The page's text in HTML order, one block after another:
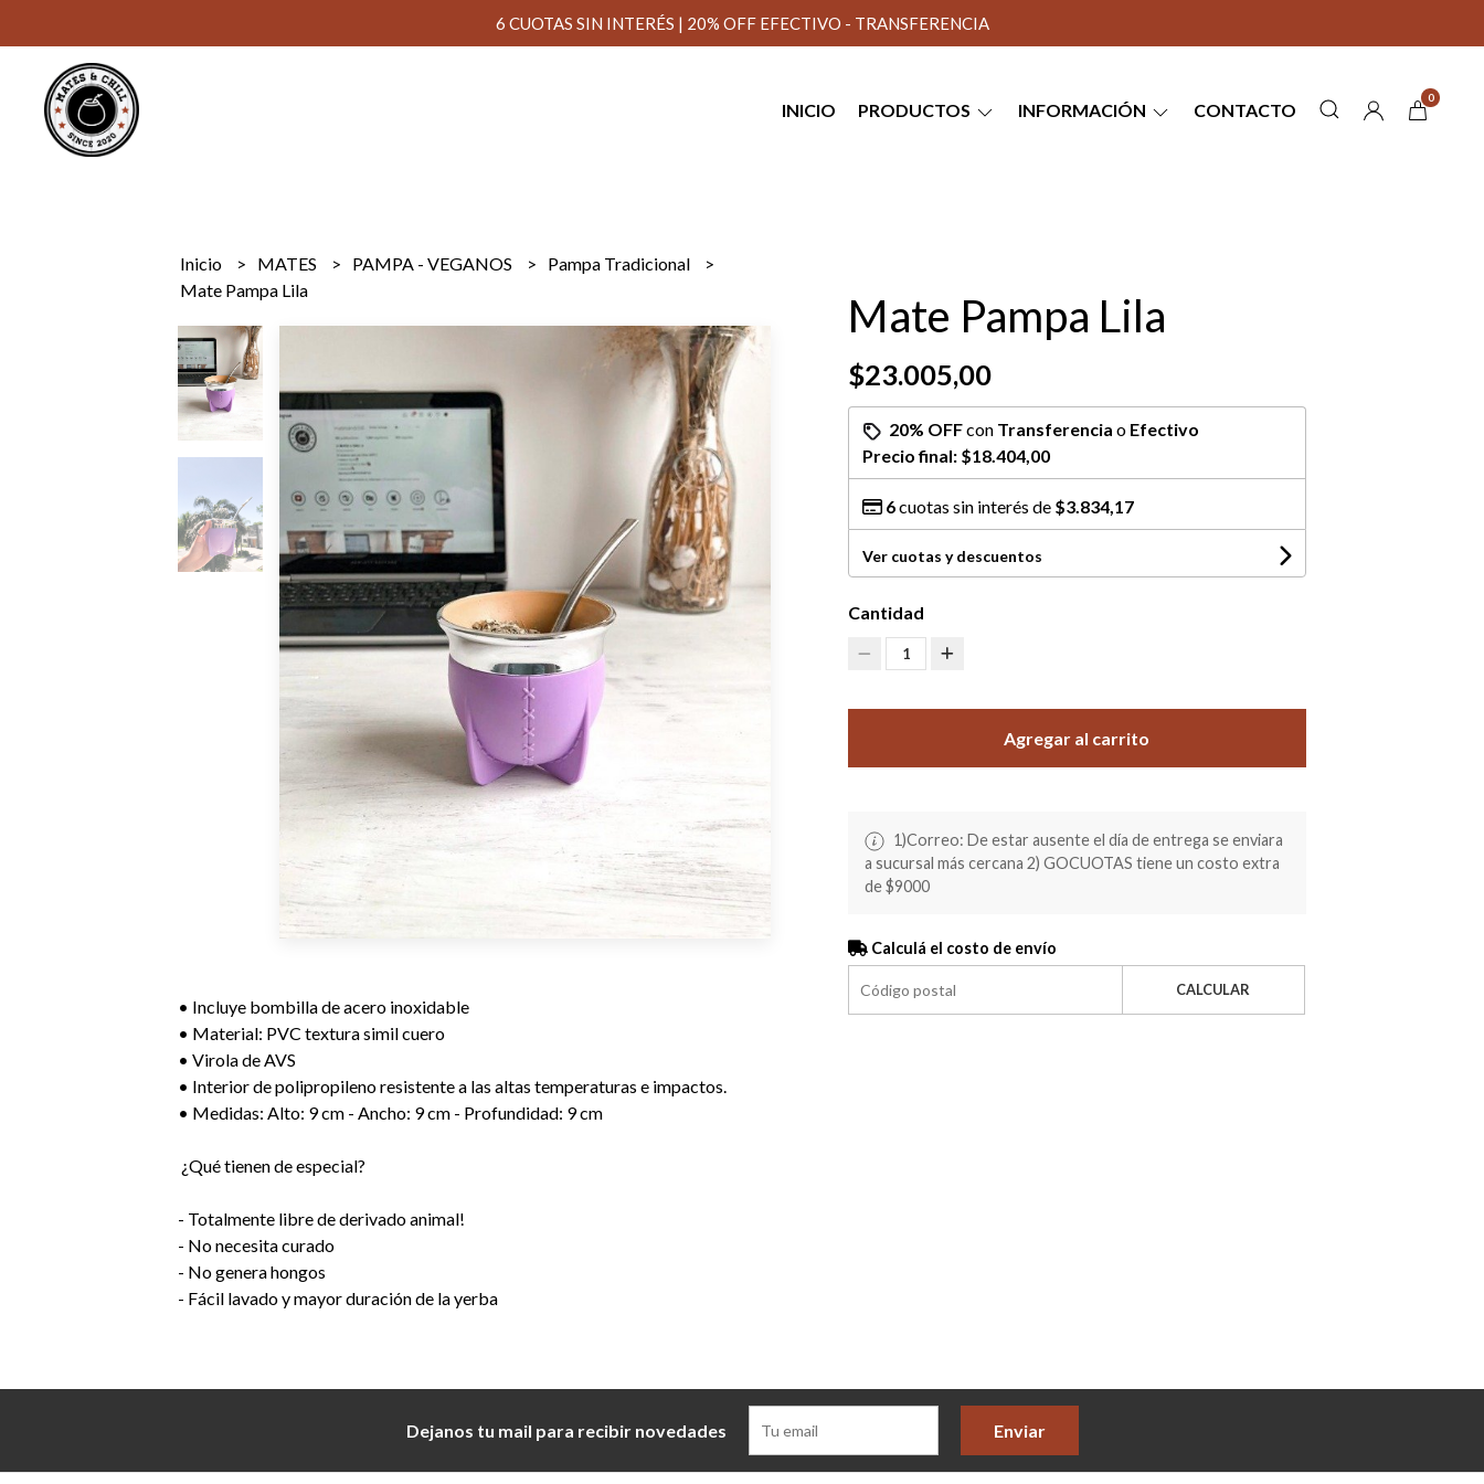
6 CUOTAS SIN INTERÉS | 20% OFF EFECTIVO - TRANSFERENCIA
INICIO PRODUCTOS INFORMACIÓN CONTACTO
0
Inicio MATES PAMPA - VEGANOS
Pampa Tradicional
Mate Pampa Lila
• Incluye bombilla de acero inoxidable
• Material: PVC textura simil cuero
• Virola de AVS
• Interior de polipropileno resistente a las altas temperaturas e impactos.
• Medidas: Alto: 9 cm - Ancho: 9 cm - Profundidad: 9 cm
¿Qué tienen de especial?
- Totalmente libre de derivado animal!
- No necesita curado
- No genera hongos
- Fácil lavado y mayor duración de la yerba
Mate Pampa Lila
$23.005,00
20% OFFcon Transferencia o Efectivo
Precio final: $18.404,00
6cuotas sin interés de $3.834,17
Ver cuotas y descuentos
Cantidad
1
Agregar al carrito
1)Correo: De estar ausente el día de entrega se enviara
a sucursal más cercana 2) GOCUOTAS tiene un costo extra
de $9000
Calculá el costo de envío
CALCULAR
Dejanos tu mail para recibir novedades Enviar